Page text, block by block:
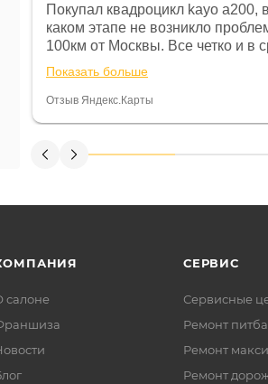
Покупал квадроцикл kayo a200,
каком этапе не возникло
100км от Москвы. Все четко и в
спидометре всегда был 0, при
постоянно были на связи и в
Считаю, что это говорит о
Показать больше
Отзыв Яндекс.Карты
салоне
СЕРВИС
Сервисные
Ремонт
Ремонт
Ремонт